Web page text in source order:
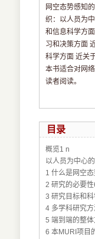
网空态势感知
织：以人员为
和信息科学方
习和决策方面
科学方面 近关
本书适合对网
读者阅读。
目录
概览1 n
以人员为中心
1 什么是网空
2 研究的必要性
3 研究目标和
4 多学科研究
5 端到端的整
6 本MURI项目